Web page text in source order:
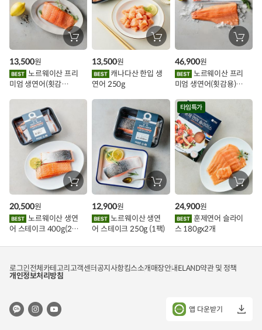
인
이
트
장
바
에
담
노르웨이산 프리
미엄 생연어(횟감
13,500원
장
바
에
담
연어 250g
13,500원
장
바
에
담
기
미엄 생연어(횟감용)
46,900원
장
바
에
담
기
노르웨이산 생연
어 스테이크 400g(2조
20,500원
장
바
에
담
기
노르웨이산 생연
어 스테이크 250g (1팩)
12,900원
타임특가
장
바
에
담
스 180gx2개
24,900원
로그인전체카테고리고객센터공지사항킴스소개매장안내ELAND약관 및 정책
개인정보처리방침
앱 다운받기